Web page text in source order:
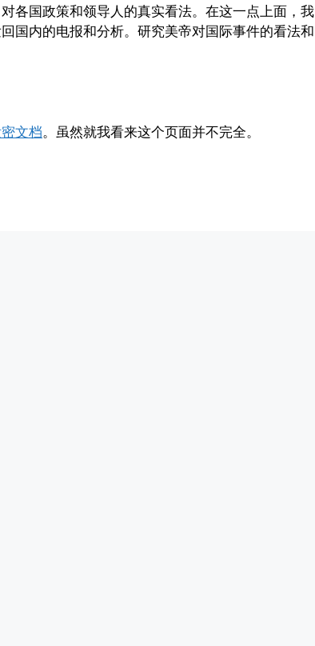
各国政策和领导人的真实看法。在这一点上面，我
国内的电报和分析。研究美帝对国际事件的看法和
文档。虽然就我看来这个页面并不完全。